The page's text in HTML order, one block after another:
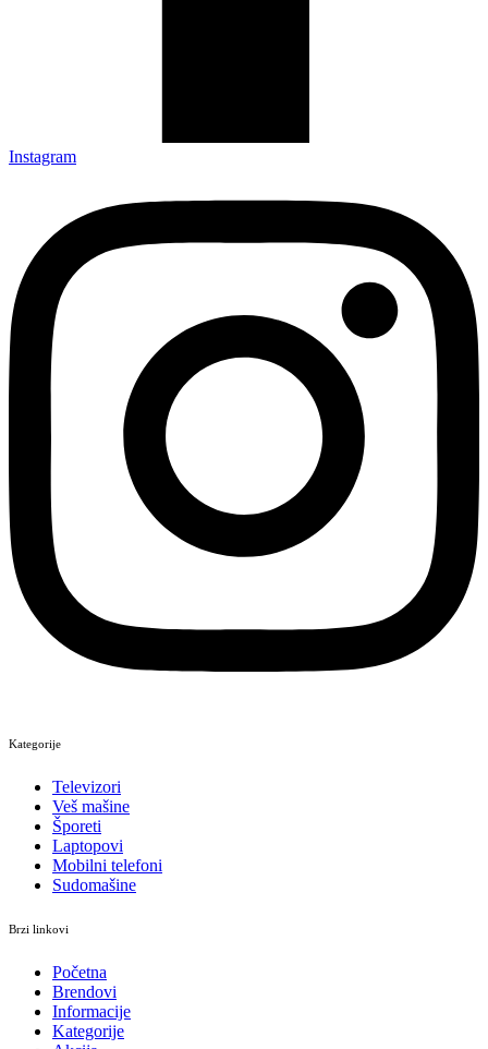
Instagram
Kategorije
Televizori
Veš mašine
Šporeti
Laptopovi
Mobilni telefoni
Sudomašine
Brzi linkovi
Početna
Brendovi
Informacije
Kategorije